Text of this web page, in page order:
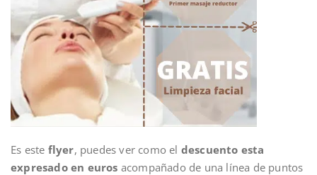
Es este flyer, puedes ver como el descuento esta
expresado en euros acompañado de una línea de puntos